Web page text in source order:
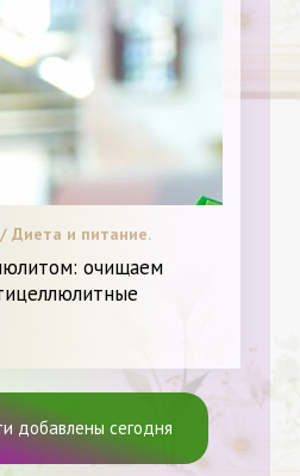
Диета и питание.
очищаем
добавлены сегодня